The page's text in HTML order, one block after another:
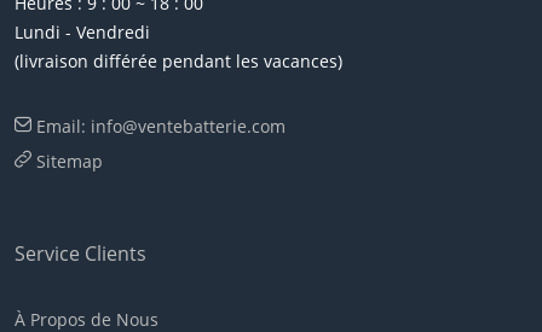
Lundi - Vendredi
(livraison différée pendant les vacances)
Email: info@ventebatterie.com
Sitemap
Service Clients
À Propos de Nous